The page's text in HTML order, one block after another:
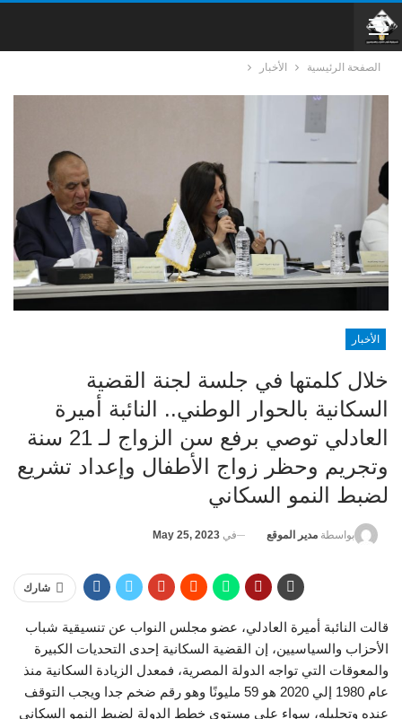
الصفحة الرئيسية الأخبار
الأخبار
خلال كلمتها في جلسة لجنة القضية
السكانية بالحوار الوطني.. النائبة أميرة
العادلي توصي برفع سن الزواج لـ 21 سنة
وتجريم وحظر زواج الأطفال وإعداد تشريع
لضبط النمو السكاني
بواسطة مدير الموقع في May 25, 2023
شارك
قالت النائبة أميرة العادلي، عضو مجلس النواب عن تنسيقية شباب
الأحزاب والسياسيين، إن القضية السكانية إحدى التحديات الكبيرة
والمعوقات التي تواجه الدولة المصرية، فمعدل الزيادة السكانية منذ
عام 1980 إلي 2020 هو 59 مليونًا وهو رقم ضخم جدا ويجب التوقف
عنده وتحليله، سواء على مستوى خطط الدولة لضبط النمو السكاني